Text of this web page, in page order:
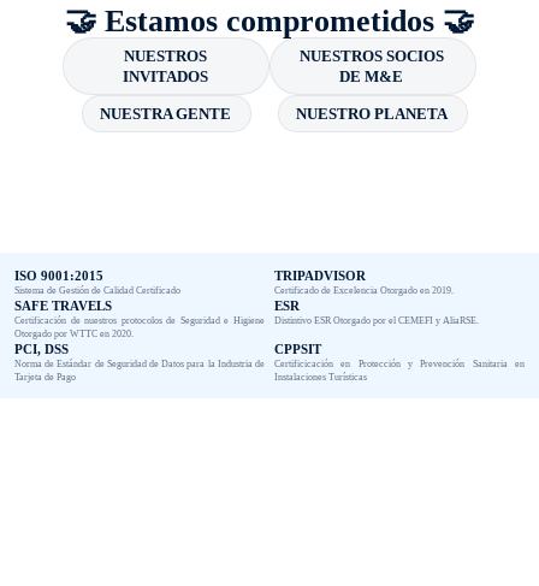
🤝 Estamos comprometidos 🤝
NUESTROS
INVITADOS
NUESTROS SOCIOS
DE M&E
NUESTRA GENTE NUESTRO PLANETA
ISO 9001:2015
Sistema de Gestión de Calidad Certificado
TRIPADVISOR
Certificado de Excelencia Otorgado en 2019.
SAFE TRAVELS
Certificación de nuestros protocolos de Seguridad e Higiene
Otorgado por WTTC en 2020.
ESR
Distintivo ESR Otorgado por el CEMEFI y AliaRSE.
PCI, DSS
Norma de Estándar de Seguridad de Datos para la Industria de
Tarjeta de Pago
CPPSIT
Certificicación en Protección y Prevención Sanitaria en
Instalaciones Turísticas